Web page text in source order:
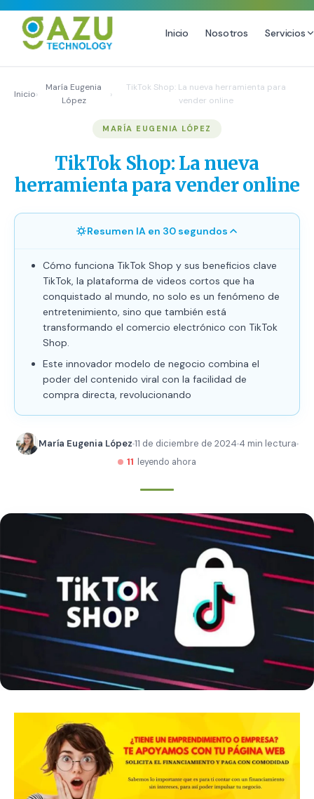
Inicio Nosotros Servicios
Email Marketing y SMS
Publicidad Digital
Growth Youtube ↗
Producción de Videos
Inicio›
María Eugenia
López
›
TikTok Shop: La nueva herramienta para
vender online
MARÍA EUGENIA LÓPEZ
TikTok Shop: La nueva
herramienta para vender online
Resumen IA en 30 segundos
Cómo funciona TikTok Shop y sus beneficios clave
TikTok, la plataforma de videos cortos que ha
conquistado al mundo, no solo es un fenómeno de
entretenimiento, sino que también está
transformando el comercio electrónico con TikTok
Shop.
Este innovador modelo de negocio combina el
poder del contenido viral con la facilidad de
compra directa, revolucionando
María Eugenia López 11 de diciembre de 2024 4 min lectura
11
leyendo ahora